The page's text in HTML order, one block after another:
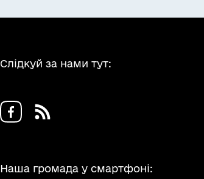
Слідкуй за нами тут:
Наша громада у смартфоні: